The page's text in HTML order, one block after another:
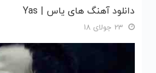
تومان بگیر
دانلود آهنگ های یاس | Yas